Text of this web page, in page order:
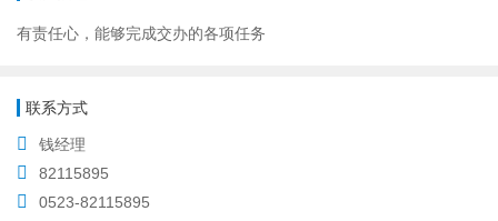
有责任心，能够完成交办的各项任务
联系方式
钱经理
82115895
0523-82115895